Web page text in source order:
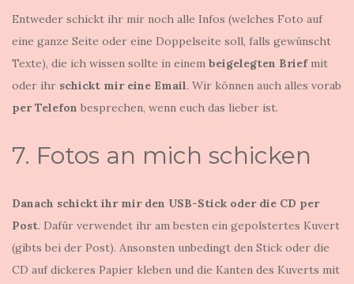
Entweder schickt ihr mir noch alle Infos (welches Foto auf
eine ganze Seite oder eine Doppelseite soll, falls gewünscht
Texte), die ich wissen sollte in einem beigelegten Briefmit
oder ihr schickt mir eine Email. Wir können auch alles vorab
per Telefon besprechen, wenn euch das lieber ist.
7. Fotos an mich schicken
Danach schickt ihr mir den USB-Stick oder die CD per
Post. Dafür verwendet ihr am besten ein gepolstertes Kuvert
(gibts bei der Post). Ansonsten unbedingt den Stick oder die
CD auf dickeres Papier kleben und die Kanten des Kuverts mit